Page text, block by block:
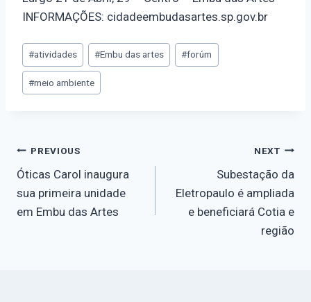
INFORMAÇÕES: cidadeembudasartes.sp.gov.br
#atividades #Embu das artes #forúm
#meio ambiente
PREVIOUS
Óticas Carol inaugura
sua primeira unidade
em Embu das Artes
NEXT
Subestação da
Eletropaulo é ampliada
e beneficiará Cotia e
região